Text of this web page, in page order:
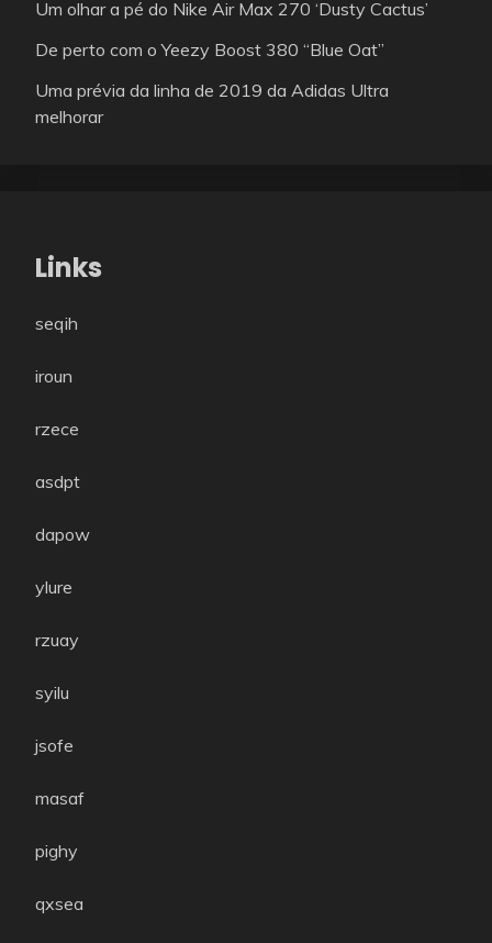
Um olhar a pé do Nike Air Max 270 ‘Dusty Cactus’
De perto com o Yeezy Boost 380 “Blue Oat”
Uma prévia da linha de 2019 da Adidas Ultra
melhorar
Links
seqih
iroun
rzece
asdpt
dapow
ylure
rzuay
syilu
jsofe
masaf
pighy
qxsea